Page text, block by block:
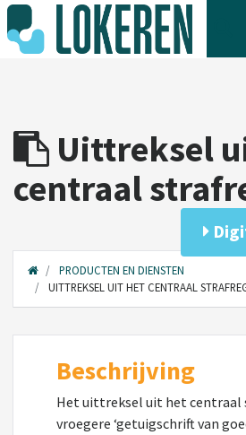
Uittreksel
centraal
PRODUCTEN EN DIENSTEN
UITTREKSEL UIT HET CENTRAAL
Beschrijving
Het uittreksel uit het
vroegere ‘getuigschrift van